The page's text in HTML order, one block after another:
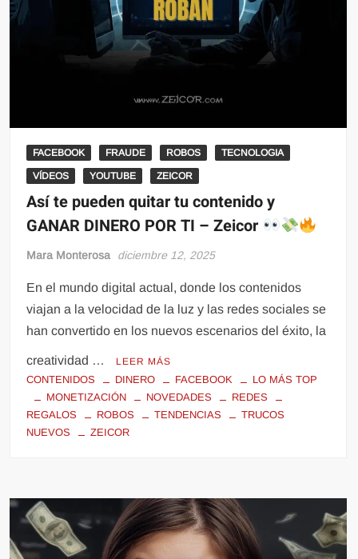
FACEBOOK FRAUDE ROBOS TECNOLOGIA
VÍDEOS YOUTUBE ZEICOR
Así te pueden quitar tu contenido y
GANAR DINERO POR TI – Zeicor
Mara Monterosa diciembre 12, 2025
En el mundo digital actual, donde los contenidos
viajan a la velocidad de la luz y las redes sociales se
han convertido en los nuevos escenarios del éxito, la
creatividad … LEER MÁS
CONTENIDOS DINERO FACEBOOK
LO MÁS TOP
MONETIZACIÓN
NOVEDADES
REDES
REGALOS
ROBOS TENDENCIAS
TRUCOS
NUEVOS
ZEICOR